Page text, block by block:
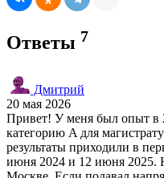
Ответы 7
Дмитрий
20 мая 2026
Привет! У меня был опыт в
категорию A для
результаты приходили в
июня 2024 и 12 июня 2025.